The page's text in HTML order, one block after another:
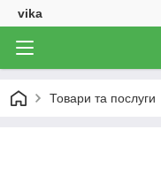
vika
Товари та послуги